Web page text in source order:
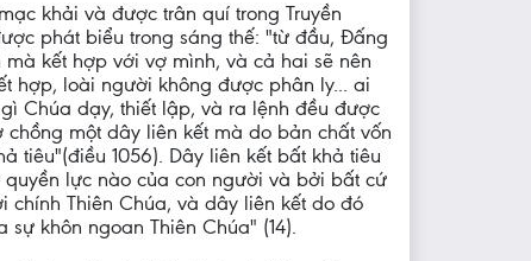
khải và được trân quí trong Truyền
phát biểu trong sáng thế: "từ đầu, Đấng
kết hợp với vợ mình, và cả hai sẽ nên
hợp, loài người không được phân ly... ai
Chúa dạy, thiết lập, và ra lệnh đều được
một dây liên kết mà do bản chất vốn
tiêu"(điều 1056). Dây liên kết bất khả tiêu
lực nào của con người và bởi bất cứ
chính Thiên Chúa, và dây liên kết do đó
khôn ngoan Thiên Chúa" (14).